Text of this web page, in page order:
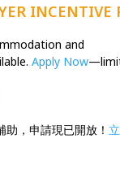
INCENTIVE
and
Apply Now
，申請現已開放！